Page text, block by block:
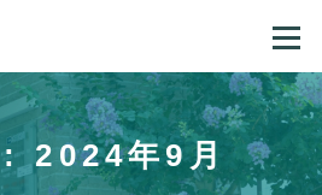
2024年9月